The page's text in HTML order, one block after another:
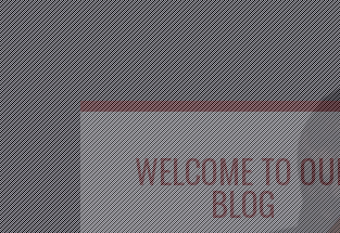
WELCOME TO
BLOG